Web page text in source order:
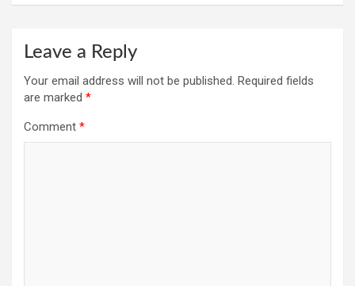
Leave a Reply
Your email address will not be published. Required fields
are marked *
Comment *